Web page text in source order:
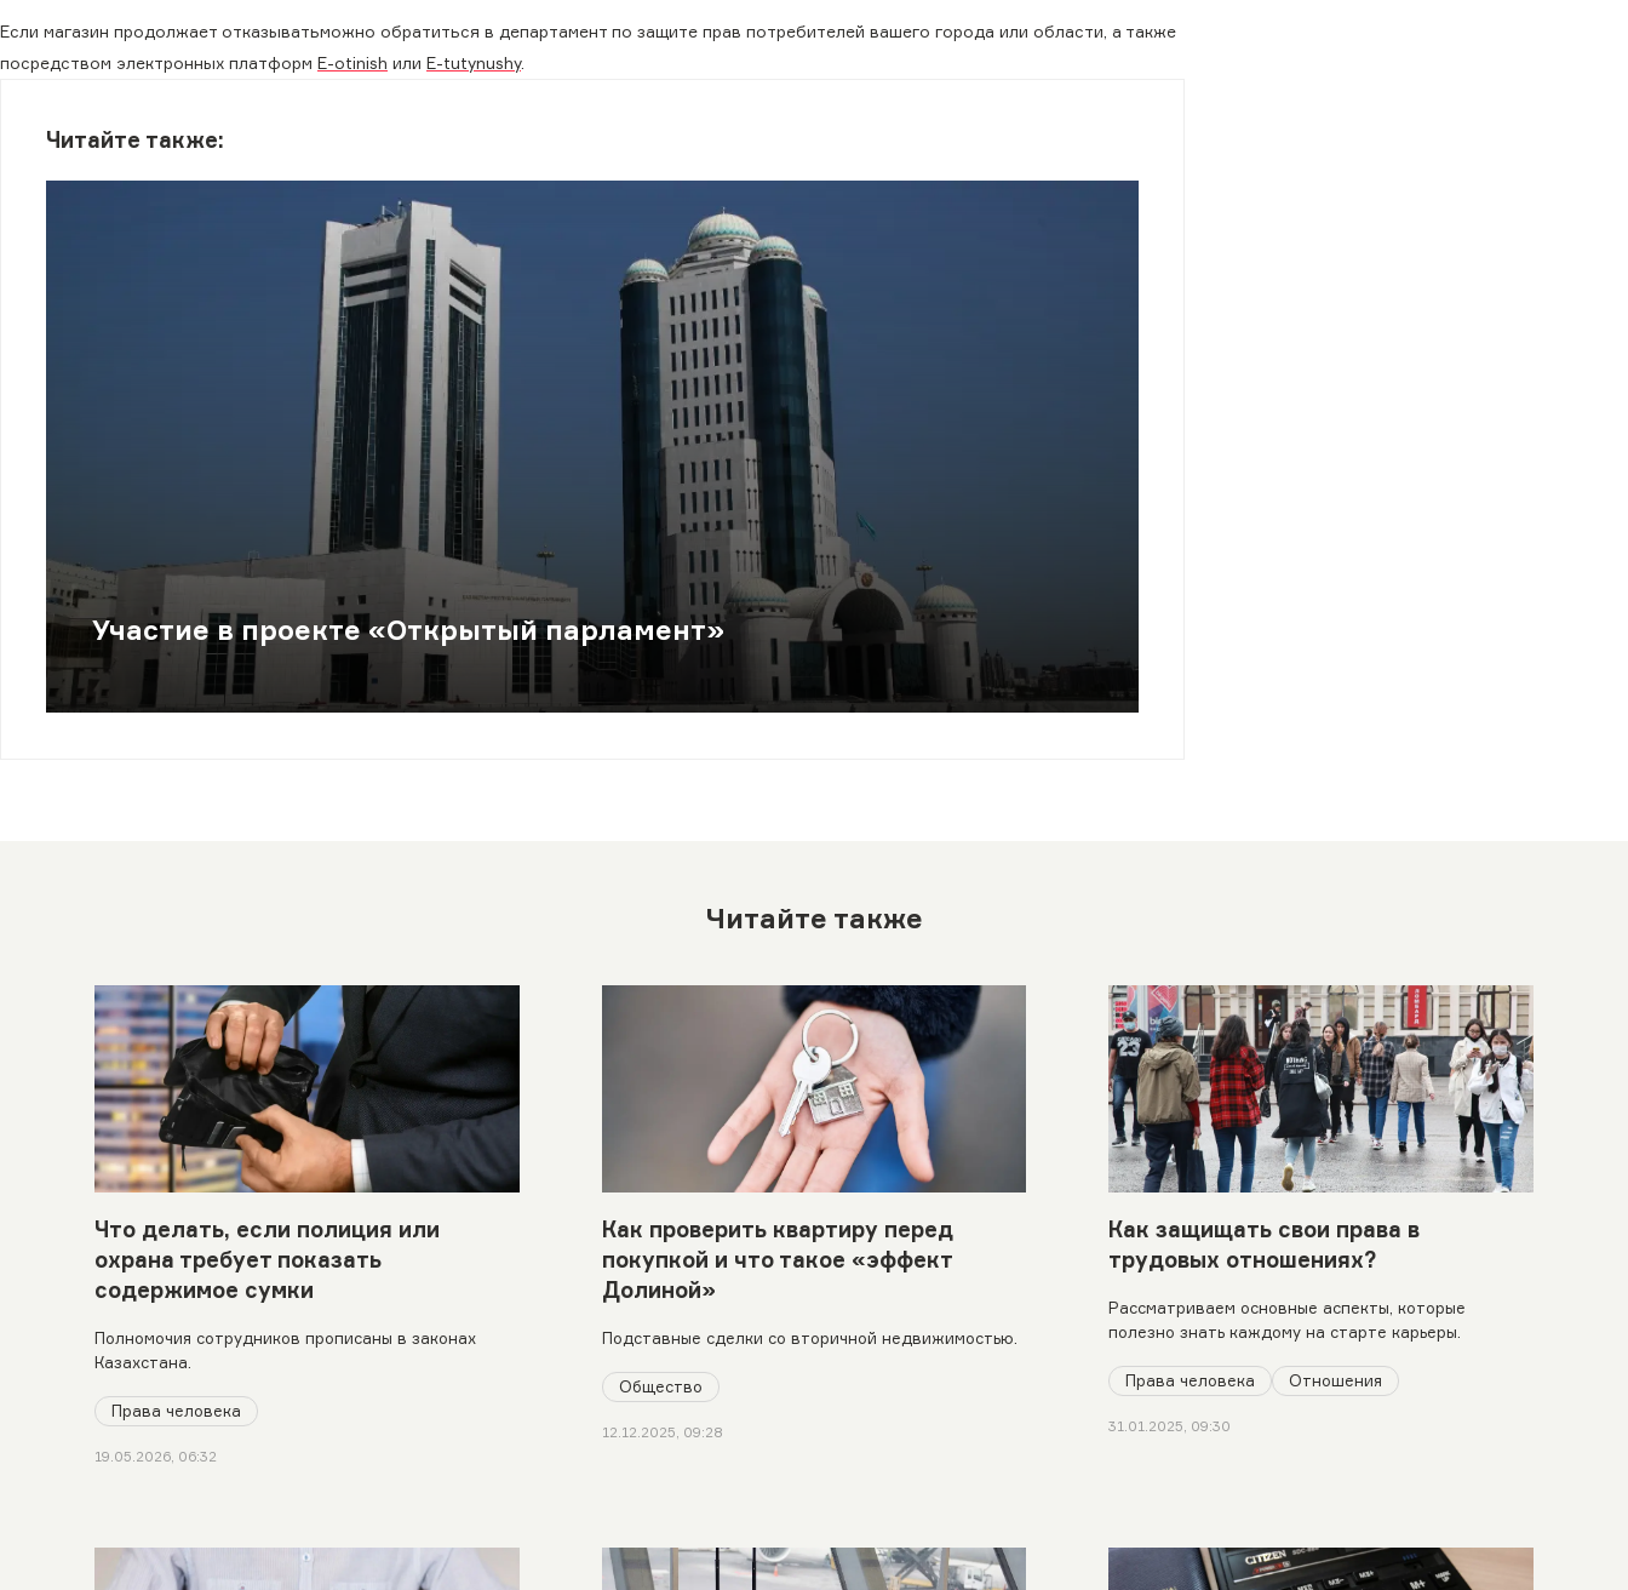
Если магазин продолжает отказыватьможно обратиться в департамент по защите прав потребителей вашего города или области, а также
посредством электронных платформ E-otinish или E-tutynushy.
Читайте также:
Участие в проекте «Открытый парламент»
Читайте также
Что делать, если полиция или
охрана требует показать
содержимое сумки
Полномочия сотрудников прописаны в законах
Казахстана.
Права человека
19.05.2026, 06:32
Как проверить квартиру перед
покупкой и что такое «эффект
Долиной»
Подставные сделки со вторичной недвижимостью.
Общество
12.12.2025, 09:28
Как защищать свои права в
трудовых отношениях?
Рассматриваем основные аспекты, которые
полезно знать каждому на старте карьеры.
Права человека Отношения
31.01.2025, 09:30